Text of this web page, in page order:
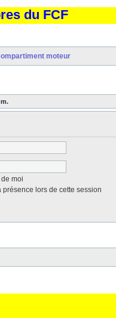
du FCF
moteur
moi
présence lors de cette session